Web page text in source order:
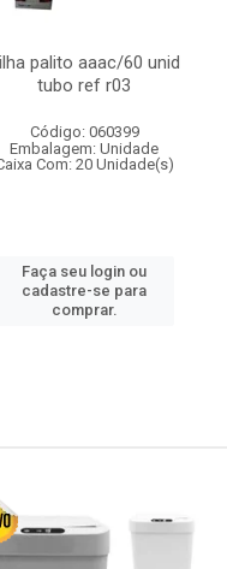
palito aaac/60 unid
tubo ref r03
Código: 060399
Embalagem: Unidade
Com: 20 Unidade(s)
Faça seu login ou
cadastre-se para
comprar.